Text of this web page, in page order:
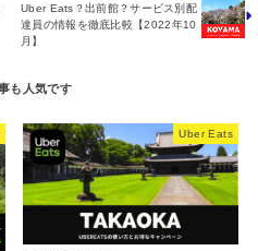
Uber Eats？出前館？サービス別配
達員の情報を徹底比較【2022年10
月】
Uber Eats